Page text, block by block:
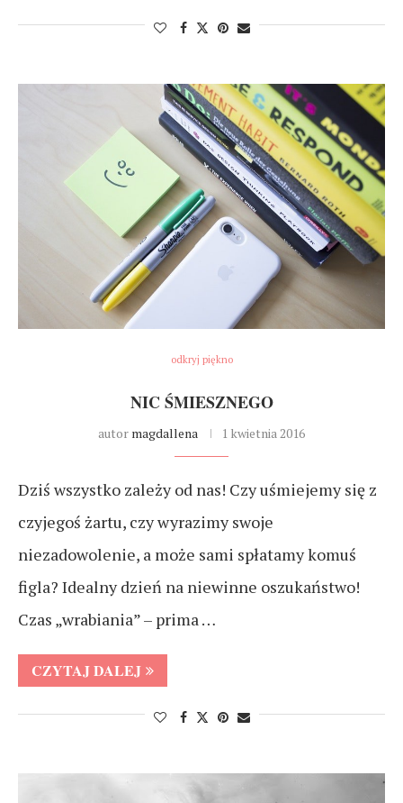
odkryj piękno
NIC ŚMIESZNEGO
autor magdallena 1 kwietnia 2016
Dziś wszystko zależy od nas! Czy uśmiejemy się z
czyjegoś żartu, czy wyrazimy swoje
niezadowolenie, a może sami spłatamy komuś
figla? Idealny dzień na niewinne oszukaństwo!
Czas „wrabiania” – prima …
CZYTAJ DALEJ